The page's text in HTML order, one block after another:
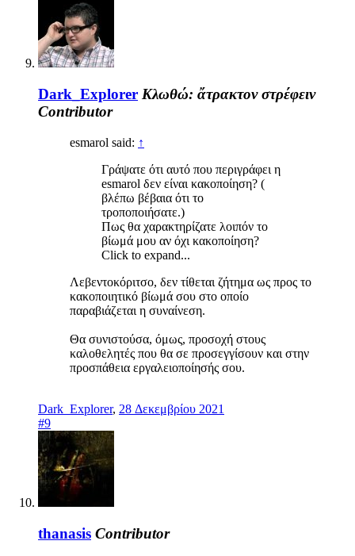
Dark_Explorer Κλωθώ: ἄτρακτον στρέφειν
Contributor
esmarol said: ↑
Γράψατε ότι αυτό που περιγράφει η
esmarol δεν είναι κακοποίηση? (
βλέπω βέβαια ότι το
τροποποιήσατε.)
Πως θα χαρακτηρίζατε λοιπόν το
βίωμά μου αν όχι κακοποίηση?
Click to expand...
Λεβεντοκόριτσο, δεν τίθεται ζήτημα ως προς το
κακοποιητικό βίωμά σου στο οποίο
παραβιάζεται η συναίνεση.
Θα συνιστούσα, όμως, προσοχή στους
καλοθελητές που θα σε προσεγγίσουν και στην
προσπάθεια εργαλειοποίησής σου.
Dark_Explorer, 28 Δεκεμβρίου 2021
#9
thanasis Contributor